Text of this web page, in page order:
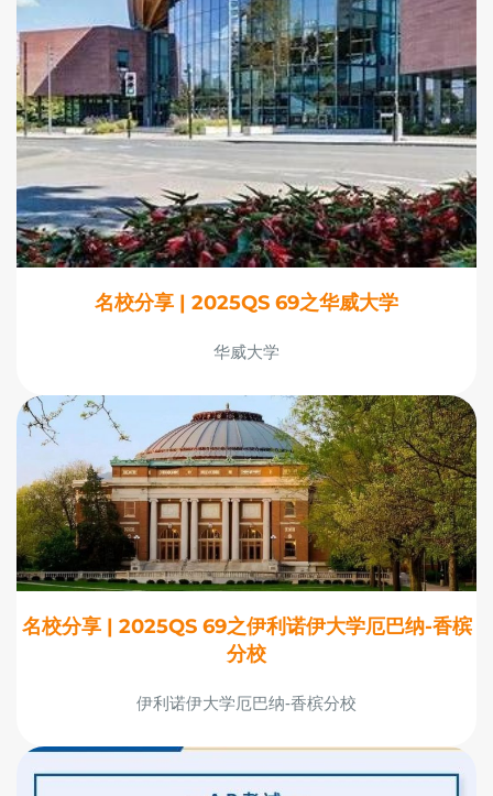
名校分享 | 2025QS 69之华威大学
华威大学
名校分享 | 2025QS 69之伊利诺伊大学厄巴纳-香槟
分校
伊利诺伊大学厄巴纳-香槟分校